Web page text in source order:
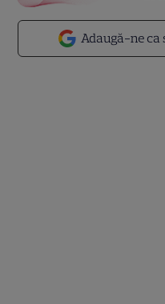
Adaugă-ne ca